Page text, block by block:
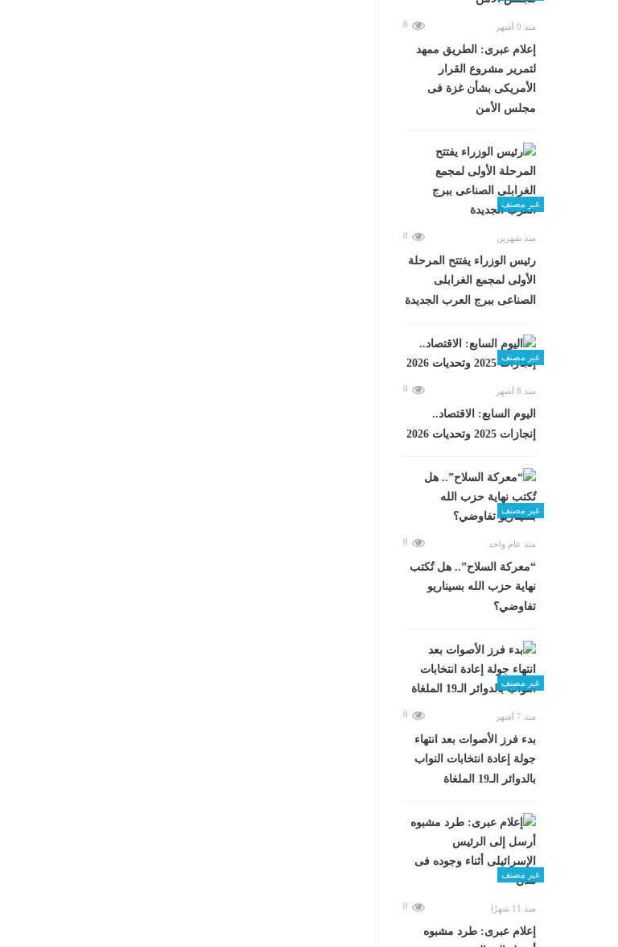
منذ 9 أشهر 0
إعلام عبرى: الطريق ممهد
لتمرير مشروع القرار
الأمريكى بشأن غزة فى
مجلس الأمن
غير مصنف
منذ شهرين 0
رئيس الوزراء يفتتح المرحلة
الأولى لمجمع الغرابلى
الصناعى ببرج العرب الجديدة
غير مصنف
منذ 8 أشهر 0
اليوم السابع: الاقتصاد..
إنجازات 2025 وتحديات 2026
غير مصنف
منذ عام واحد 0
“معركة السلاح”.. هل تُكتب
نهاية حزب الله بسيناريو
تفاوضي؟
غير مصنف
منذ 7 أشهر 0
بدء فرز الأصوات بعد انتهاء
جولة إعادة انتخابات النواب
بالدوائر الـ19 الملغاة
غير مصنف
منذ 11 شهرًا 0
إعلام عبرى: طرد مشبوه